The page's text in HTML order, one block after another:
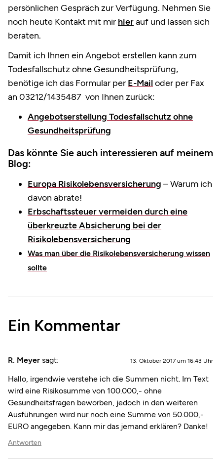
persönlichen Gespräch zur Verfügung. Nehmen Sie
noch heute Kontakt mit mir hierauf und lassen sich
beraten.
Damit ich Ihnen ein Angebot erstellen kann zum
Todesfallschutz ohne Gesundheitsprüfung,
benötige ich das Formular per E-Mailoder per Fax
an 03212/1435487 von Ihnen zurück:
Angebotserstellung Todesfallschutz ohne
Gesundheitsprüfung
Das könnte Sie auch interessieren auf meinem
Blog:
Europa Risikolebensversicherung – Warum ich
davon abrate!
Erbschaftssteuer vermeiden durch eine
überkreuzte Absicherung bei der
Risikolebensversicherung
Was man über die Risikolebensversicherung wissen
sollte
Ein Kommentar
R. Meyer sagt: 13. Oktober 2017 um 16:43 Uhr
Hallo, irgendwie verstehe ich die Summen nicht. Im Text
wird eine Risikosumme von 100.000,- ohne
Gesundheitsfragen beworben, jedoch in den weiteren
Ausführungen wird nur noch eine Summe von 50.000,-
EURO angegeben. Kann mir das jemand erklären? Danke!
Antworten